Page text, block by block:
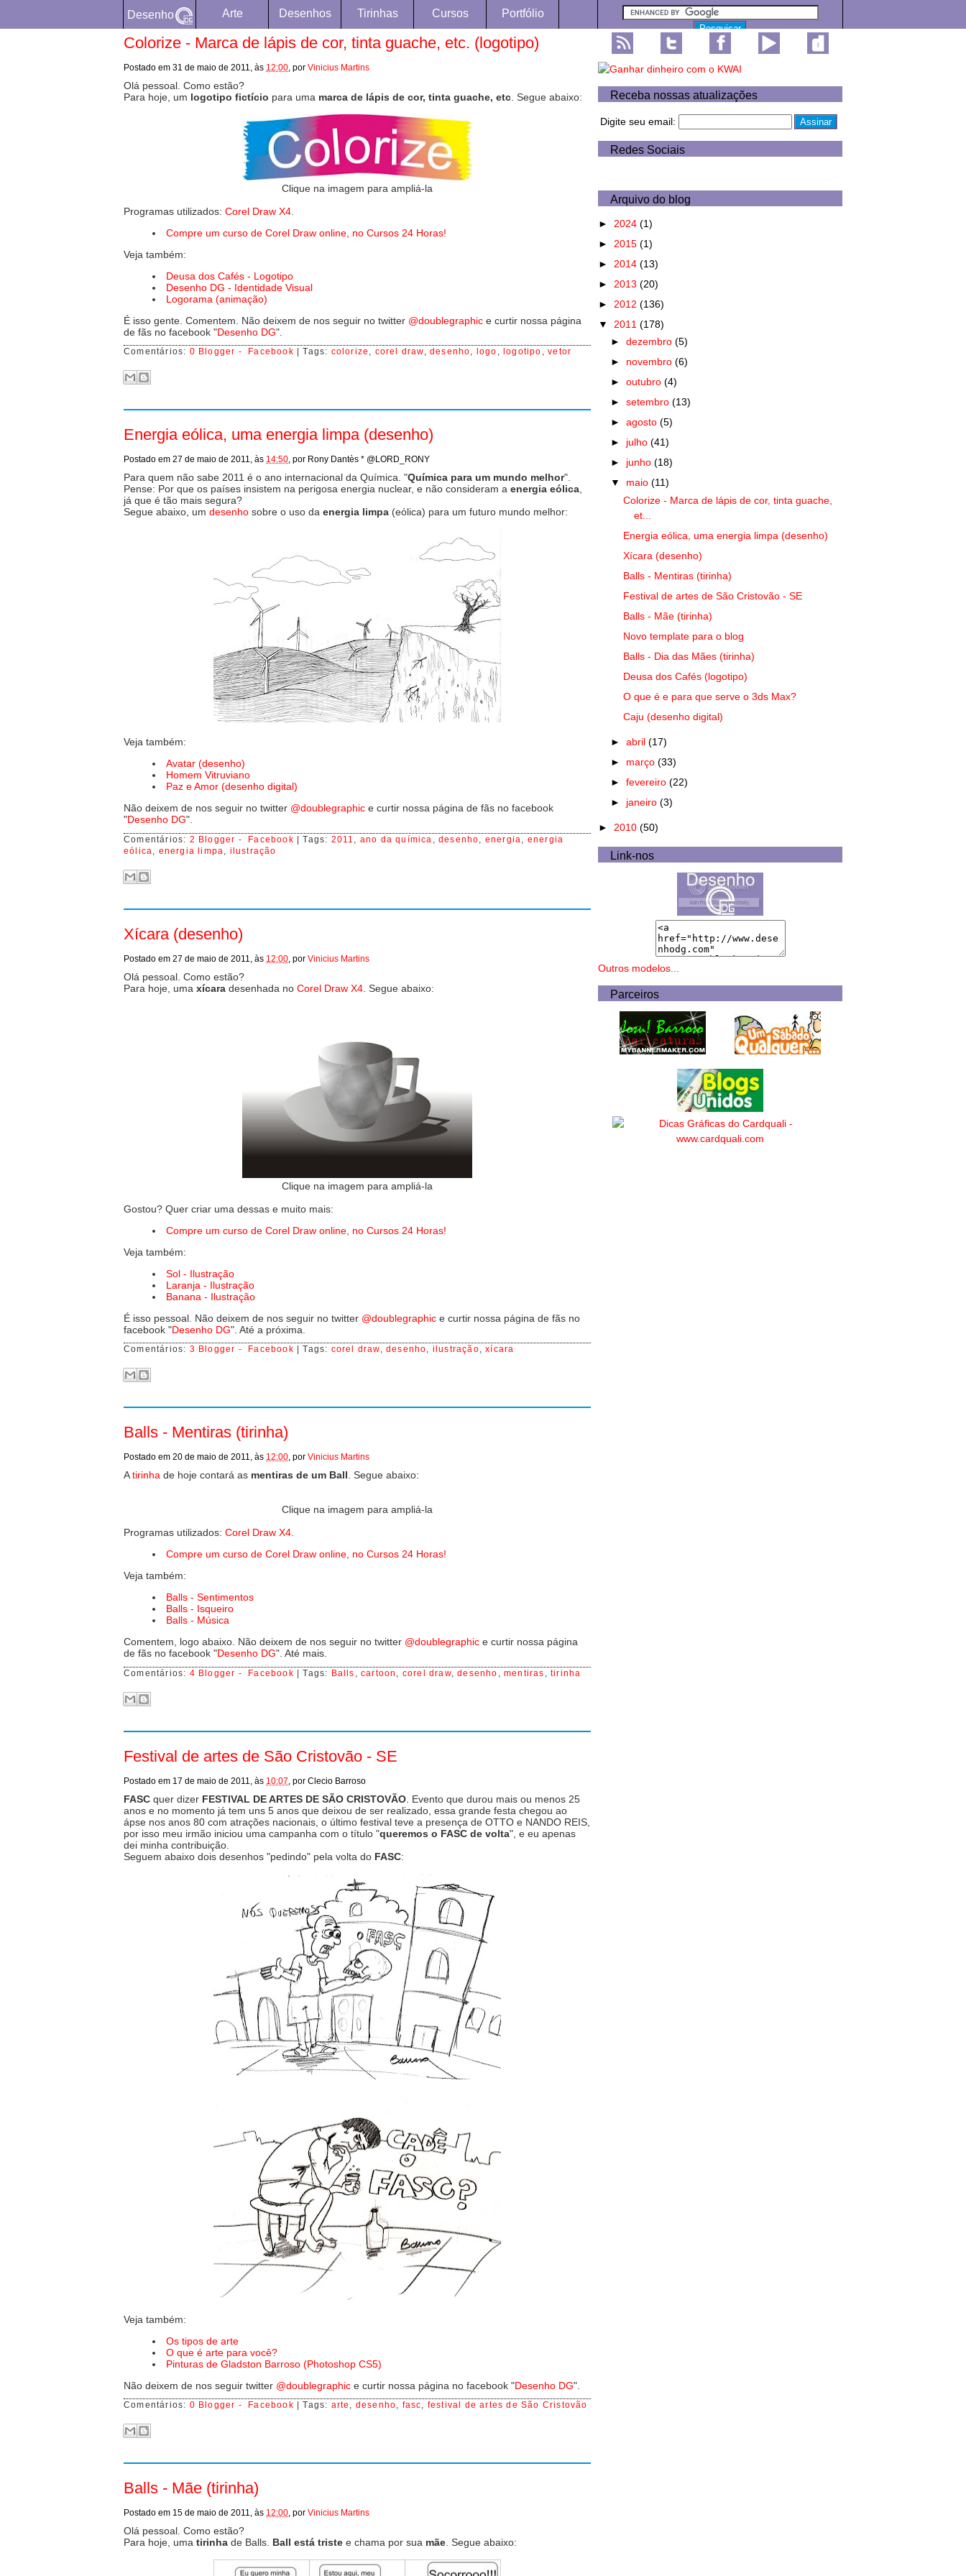
Desenho Arte Desenhos Tirinhas Cursos Portfólio
Colorize - Marca de lápis de cor, tinta guache, etc. (logotipo)
Postado em 31 de maio de 2011, às 12:00, por Vinicius Martins
Olá pessoal. Como estão?
Para hoje, um logotipo fictício para uma marca de lápis de cor, tinta guache, etc . Segue abaixo:
Clique na imagem para ampliá-la
Programas utilizados: Corel Draw X4
Compre um curso de Corel Draw online, no Cursos 24 Horas!
Veja também:
Deusa dos Cafés - Logotipo
Desenho DG - Identidade Visual
Logorama (animação)
É isso gente. Comentem. Não deixem de nos seguir no twitter @doublegraphic e curtir nossa página
de fãs no facebook "Desenho DG".
Comentários: 0 Blogger - Facebook | Tags: colorize , corel draw,desenho, logo , logotipo ,vetor
Energia eólica, uma energia limpa (desenho)
Postado em 27 de maio de 2011, às 14:50, por Rony Dantès * @LORD_RONY
Para quem não sabe 2011 é o ano internacional da Química. "Química para um mundo melhor".
Pense: Por que os países insistem na perigosa energia nuclear, e não consideram a energia eólica,
já que é tão mais segura?
Segue abaixo, um desenho sobre o uso da energia limpa (eólica) para um futuro mundo melhor:
Veja também:
Avatar (desenho)
Homem Vitruviano
Paz e Amor (desenho digital)
Não deixem de nos seguir no twitter @doublegraphic e curtir nossa página de fãs no facebook
"Desenho DG".
Comentários: 2 Blogger - Facebook | Tags: 2011 , ano da química ,desenho, energia, energia
eólica, energia limpa, ilustração
Xícara (desenho)
Postado em 27 de maio de 2011, às 12:00 por Vinicius Martins
Olá pessoal. Como estão?
Para hoje, uma xícara desenhada no Corel Draw X4 . Segue abaixo:
Clique na imagem para ampliá-la
Gostou? Quer criar uma dessas e muito mais:
Compre um curso de Corel Draw online, no Cursos 24 Horas!
Veja também:
Sol - Ilustração
Laranja - Ilustração
Banana - Ilustração
É isso pessoal. Não deixem de nos seguir no twitter @doublegraphic e curtir nossa página de fãs no
facebook "Desenho DG". Até a próxima.
Comentários: 3 Blogger - Facebook | Tags: corel draw,desenho, ilustração,xícara
Balls - Mentiras (tirinha)
Postado em 20 de maio de 2011, às 12:00, por Vinicius Martins
Atirinha de hoje contará as mentiras de um Ball . Segue abaixo:
Clique na imagem para ampliá-la
Programas utilizados: Corel Draw X4
Compre um curso de Corel Draw online, no Cursos 24 Horas!
Veja também:
Balls - Sentimentos
Balls - Isqueiro
Balls - Música
Comentem, logo abaixo. Não deixem de nos seguir no twitter @doublegraphic e curtir nossa página
de fãs no facebook "Desenho DG". Até mais.
Comentários: 4 Blogger - Facebook | Tags: Balls ,cartoon corel draw,desenho ,mentiras ,tirinha
Festival de artes de São Cristovão - SE
Postado em 17 de maio de 2011, às 10:07 por Clecio Barroso
FASC quer dizer FESTIVAL DE ARTES DE SÃO CRISTOVÃO . Evento que durou mais ou menos 25
anos e no momento já tem uns 5 anos que deixou de ser realizado, essa grande festa chegou ao
ápse nos anos 80 com atrações nacionais, o último festival teve a presença de OTTO e NANDO REIS,
por isso meu irmão iniciou uma campanha com o título "queremos o FASC de volta", e eu apenas
dei minha contribuição.
Seguem abaixo dois desenhos "pedindo" pela volta do FASC:
Veja também:
Os tipos de arte
O que é arte para você?
Pinturas de Gladston Barroso (Photoshop CS5)
Não deixem de nos seguir twitter @doublegraphic e curtir nossa página no facebook "Desenho DG".
Comentários: 0 Blogger - Facebook | Tags: arte , desenho, fasc, festival de artes de São Cristovão
Balls - Mãe (tirinha)
Postado em 15 de maio de 2011, às 12:00, por Vinicius Martins
Olá pessoal. Como estão?
Para hoje, uma tirinha de Balls. Ball está triste e chama por sua mãe . Segue abaixo:
Receba nossas atualizações
Digite seu email:
Redes Sociais
Arquivo do blog
► 2024 (1)
► 2015 (1)
► 2014 (13)
► 2013 (20)
► 2012 (136)
▼ 2011 (178)
► dezembro (5)
► novembro (6)
► outubro (4)
► setembro (13)
► agosto (5)
► julho (41)
► junho (18)
▼ maio (11)
Colorize - Marca de lápis de cor, tinta guache,
et...
Energia eólica, uma energia limpa (desenho)
Xícara (desenho)
Balls - Mentiras (tirinha)
Festival de artes de São Cristovão - SE
Balls - Mãe (tirinha)
Novo template para o blog
Balls - Dia das Mães (tirinha)
Deusa dos Cafés (logotipo)
O que é e para que serve o 3ds Max?
Caju (desenho digital)
► abril (17)
► março (33)
► fevereiro (22)
► janeiro (3)
► 2010 (50)
Link-nos
Outros modelos...
Parceiros